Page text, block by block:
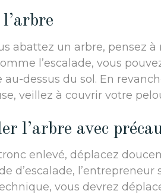
abattez un arbre, pensez
l’escalade, vous
au-dessus du sol. En
veillez à couvrir votre
l’arbre avec
enlevé, déplacez
d’escalade, l’entrepreneur
vous devrez